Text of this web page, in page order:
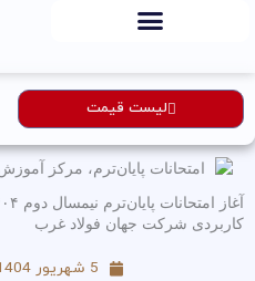
لیست قیمت
کاربردی شرکت جهان فولاد غرب
5 شهریور 1404